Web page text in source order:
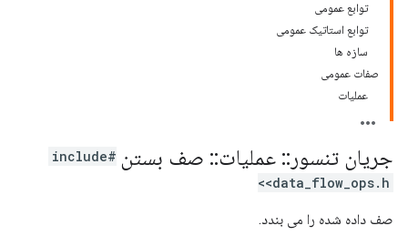
توابع عمومی
توابع استاتیک عمومی
سازه ها
صفات عمومی
عملیات
جریان تنسور :: عملیات:: صف بستن
#include
<data_flow_ops.h>
صف داده شده را می بندد.